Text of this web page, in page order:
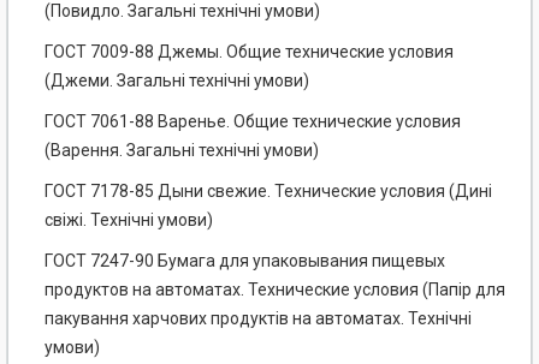
(Повидло. Загальні технічні умови)
ГОСТ 7009-88 Джемы. Общие технические условия
(Джеми. Загальні технічні умови)
ГОСТ 7061-88 Варенье. Общие технические условия
(Варення. Загальні технічні умови)
ГОСТ 7178-85 Дыни свежие. Технические условия (Дині
свіжі. Технічні умови)
ГОСТ 7247-90 Бумага для упаковывания пищевых
продуктов на автоматах. Технические условия (Папір для
пакування харчових продуктів на автоматах. Технічні
умови)